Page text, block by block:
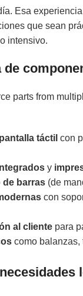
Esa
que sean
intensivo.
parts from
táctil con
y
de barras (de
con
al cliente para
como balanzas,